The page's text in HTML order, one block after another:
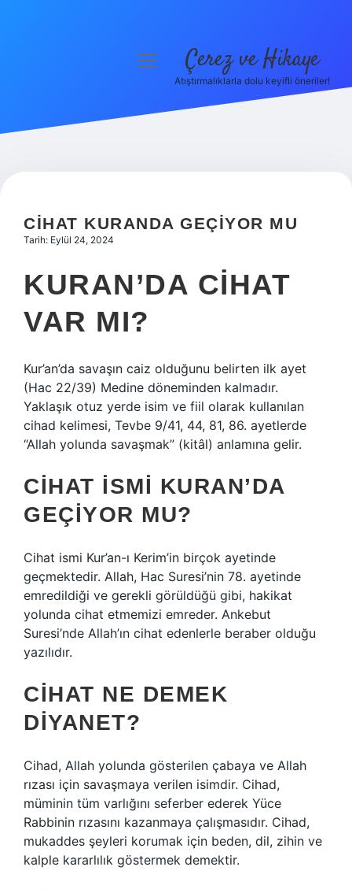
Hakkımızda
menüyü Çerez ve Hikaye
Atıştırmalıklarla dolu keyifli öneriler!
CIHAT KURANDA GEÇIYOR MU
Tarih: Eylül 24, 2024
KURAN’DA CIHAT
VAR MI?
Kur’an’da savaşın caiz olduğunu belirten ilk ayet
(Hac 22/39) Medine döneminden kalmadır.
Yaklaşık otuz yerde isim ve fiil olarak kullanılan
cihad kelimesi, Tevbe 9/41, 44, 81, 86. ayetlerde
“Allah yolunda savaşmak” (kitâl) anlamına gelir.
CIHAT ISMI KURAN’DA
GEÇIYOR MU?
Cihat ismi Kur’an-ı Kerim’in birçok ayetinde
geçmektedir. Allah, Hac Suresi’nin 78. ayetinde
emredildiği ve gerekli görüldüğü gibi, hakikat
yolunda cihat etmemizi emreder. Ankebut
Suresi’nde Allah’ın cihat edenlerle beraber olduğu
yazılıdır.
CIHAT NE DEMEK
DIYANET?
Cihad, Allah yolunda gösterilen çabaya ve Allah
rızası için savaşmaya verilen isimdir. Cihad,
müminin tüm varlığını seferber ederek Yüce
Rabbinin rızasını kazanmaya çalışmasıdır. Cihad,
mukaddes şeyleri korumak için beden, dil, zihin ve
kalple kararlılık göstermek demektir.